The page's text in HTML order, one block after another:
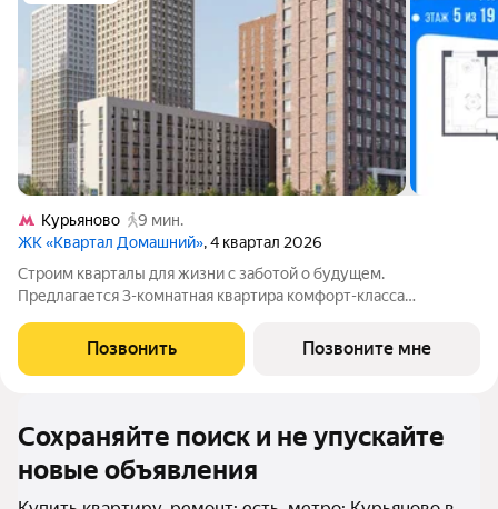
Курьяново
9 мин.
ЖК «Квартал Домашний», 4 квартал 2026
Строим кварталы для жизни с заботой о будущем.
Предлагается 3-комнатная квартира комфорт-класса
этаже, в жилом комплексе "Квартал Домашний".Застройщик
сдает квартиры с отделкой в нескольких
Позвонить Позвоните мне
Сохраняйте поиск и не упускайте
новые объявления